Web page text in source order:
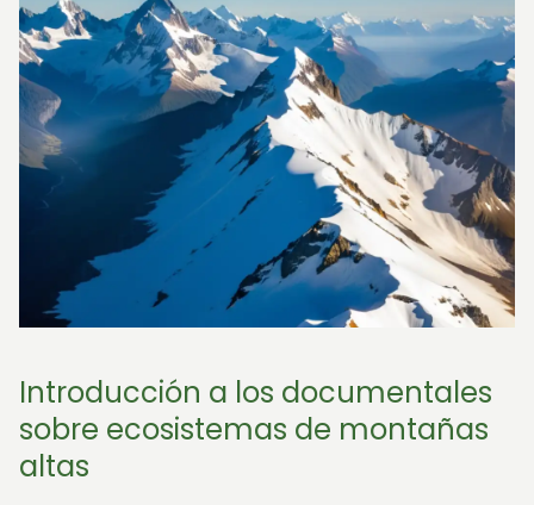
Introducción a los documentales
sobre ecosistemas de montañas
altas